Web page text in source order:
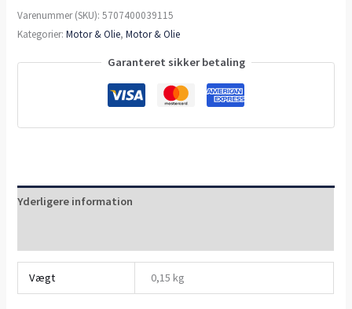
Varenummer (SKU):5707400039115
Kategorier:Motor & Olie,Motor & Olie
Garanteret sikker betaling
Yderligere information
Vægt 0,15 kg